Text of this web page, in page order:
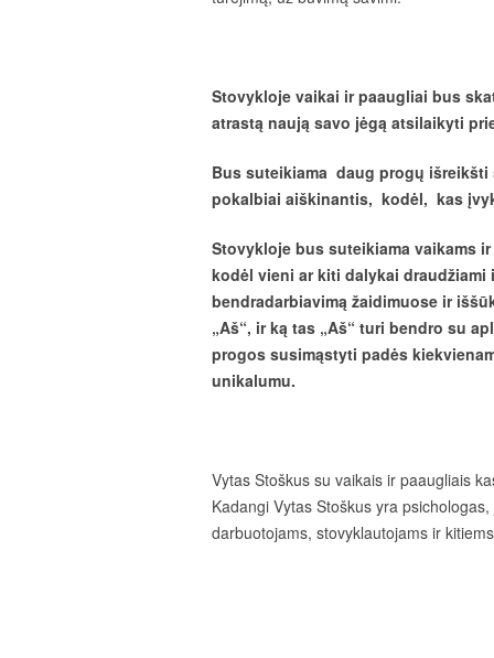
Stovykloje vaikai ir paaugliai bus
atrastą naują savo jėgą atsilaikyti
Bus suteikiama daug progų
pokalbiai aiškinantis, kodėl, kas
Stovykloje bus suteikiama vaikams
kodėl vieni ar kiti dalykai
bendradarbiavimą žaidimuose ir
„Aš“, ir ką tas „Aš“ turi bendro su
progos susimąstyti padės
unikalumu.
Vytas Stoškus su vaikais ir paaugliais
Kadangi Vytas Stoškus yra
darbuotojams, stovyklautojams ir